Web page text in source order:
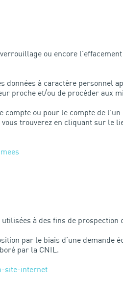
ou encore
à caractère personnel
proche et/ou de procéder aux
ou pour le compte de
trouverez en cliquant sur le
à des fins de prospection
par le biais d’une demande
par la CNIL.
site-internet